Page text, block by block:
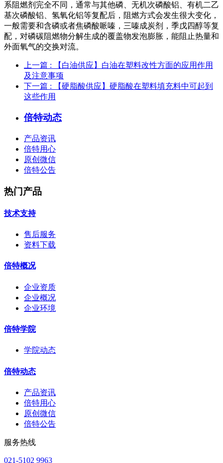
系阻燃剂完全不同，通常与其他磷、无机次磷酸铝、有机二乙
基次磷酸铝、氢氧化铝等复配后，阻燃方式会发生很大变化，
一般需要和含磷或者焦磷酸哌嗪，三嗪成炭剂，季戊四醇等复
配，对磷碳阻燃物分解生成的覆盖物发泡膨胀，能阻止热量和
外面氧气的交换对流。
上一篇 : 【白油供应】白油在塑料改性方面的应用作用
及注意事项
下一篇 : 【硬脂酸供应】硬脂酸在塑料填充料中可起到
这些作用
倍特动态
产品资讯
倍特用心
原创微信
倍特公告
热门产品
技术支持
售后服务
资料下载
倍特概况
企业资质
企业概况
企业环境
倍特学院
学院动态
倍特动态
产品资讯
倍特用心
原创微信
倍特公告
服务热线
021-5102 9963